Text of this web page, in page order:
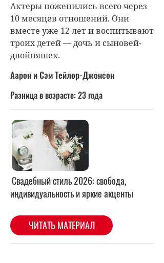
Актеры поженились всего через
10 месяцев отношений. Они
вместе уже 12 лет и воспитывают
троих детей — дочь и сыновей-
двойняшек.
Аарон и Сэм Тейлор-Джонсон
Разница в возрасте: 23 года